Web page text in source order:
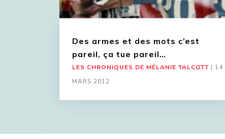
Des armes et des mots c’est
pareil, ça tue pareil…
LES CHRONIQUES DE MÉLANIE TALCOTT | 14
MARS 2012